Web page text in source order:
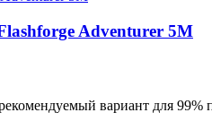
Adventurer 5M
вариант для 99%